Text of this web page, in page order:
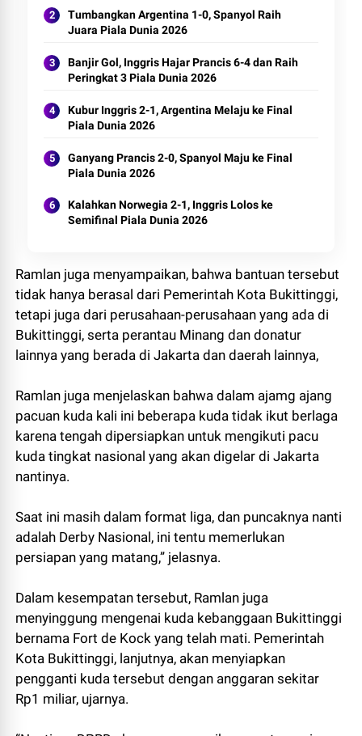
Tumbangkan Argentina 1-0, Spanyol Raih
Juara Piala Dunia 2026
Banjir Gol, Inggris Hajar Prancis 6-4 dan Raih
Peringkat 3 Piala Dunia 2026
Kubur Inggris 2-1, Argentina Melaju ke Final
Piala Dunia 2026
Ganyang Prancis 2-0, Spanyol Maju ke Final
Piala Dunia 2026
Kalahkan Norwegia 2-1, Inggris Lolos ke
Semifinal Piala Dunia 2026
Ramlan juga menyampaikan, bahwa bantuan tersebut
tidak hanya berasal dari Pemerintah Kota Bukittinggi,
tetapi juga dari perusahaan-perusahaan yang ada di
Bukittinggi, serta perantau Minang dan donatur
lainnya yang berada di Jakarta dan daerah lainnya,
Ramlan juga menjelaskan bahwa dalam ajamg ajang
pacuan kuda kali ini beberapa kuda tidak ikut berlaga
karena tengah dipersiapkan untuk mengikuti pacu
kuda tingkat nasional yang akan digelar di Jakarta
nantinya.
Saat ini masih dalam format liga, dan puncaknya nanti
adalah Derby Nasional, ini tentu memerlukan
persiapan yang matang,” jelasnya.
Dalam kesempatan tersebut, Ramlan juga
menyinggung mengenai kuda kebanggaan Bukittinggi
bernama Fort de Kock yang telah mati. Pemerintah
Kota Bukittinggi, lanjutnya, akan menyiapkan
pengganti kuda tersebut dengan anggaran sekitar
Rp1 miliar, ujarnya.